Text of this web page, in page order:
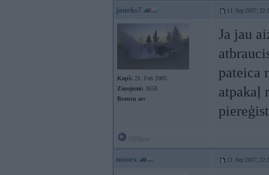
janeks7 11. Sep 2007,
Kopš: 21. Feb 2005
Ziņojumi: 3658
Braucu ar:
Ja jau
pateica
atpakaļ
noisex 11. Sep 2007,